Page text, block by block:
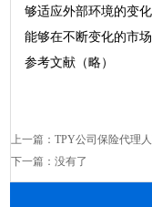
够适应外部环境的变
能够在不断变化的市
参考文献（略）
上一篇：TPY公司保险代理
下一篇：没有了